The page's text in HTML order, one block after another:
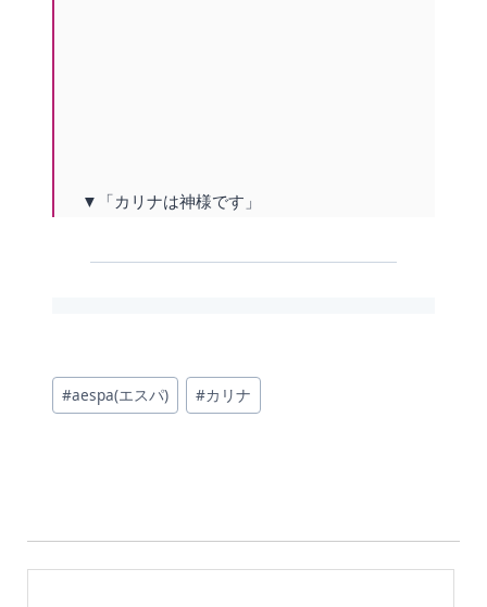
▼「カリナは神様です」
投
稿
#aespa(エスパ) #カリナ